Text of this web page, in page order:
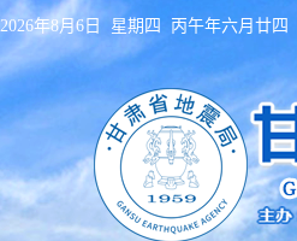
2026年8月6日 星期四 丙午年六月廿四